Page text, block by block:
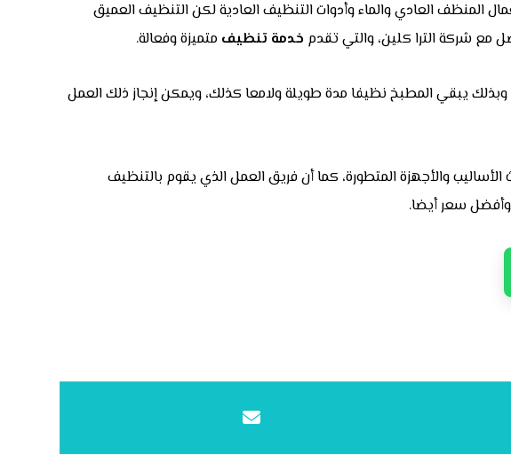
المنظف العادي والماء وأدوات التنظيف العادية لكن التنظيف العميق
مع شركة الترا كلين، والتي تقدم خدمة تنظيف متميزة وفعالة.
وبذلك يبقي المطبخ نظيفا مدة طويلة ولامعا كذلك، ويمكن إنجاز ذلك العمل
والأجهزة المتطورة، كما أن فريق العمل الذي يقوم بالتنظيف
وأفضل سعر أيضا.